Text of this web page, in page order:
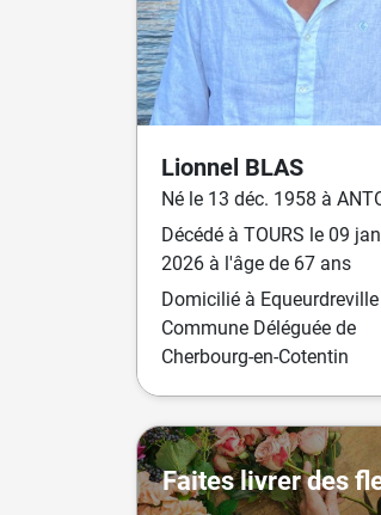
Lionnel BLAS
Né le 13 déc. 1958 à
Décédé à TOURS le 09
2026 à l'âge de 67 ans
Domicilié à Equeurdreville
Commune Déléguée de
Cherbourg-en-Cotentin
Faites livrer des